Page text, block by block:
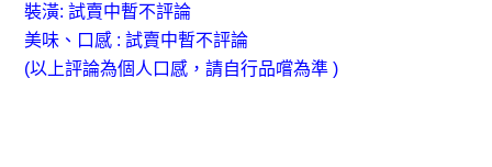
裝潢: 試賣中暫不評論
美味、口感 : 試賣中暫不評論
(以上評論為個人口感，請自行品嚐為準 )